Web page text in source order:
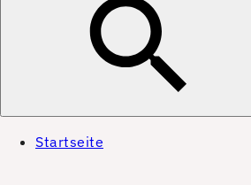
Startseite